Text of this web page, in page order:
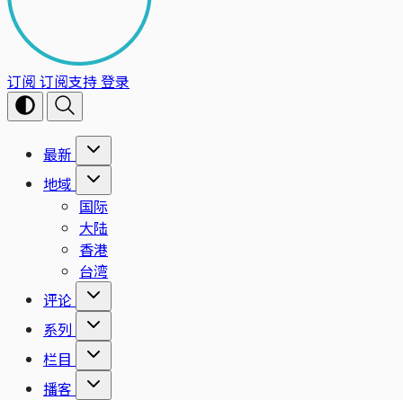
订阅 订阅支持登录
最新
地域
国际
大陆
香港
台湾
评论
系列
栏目
播客